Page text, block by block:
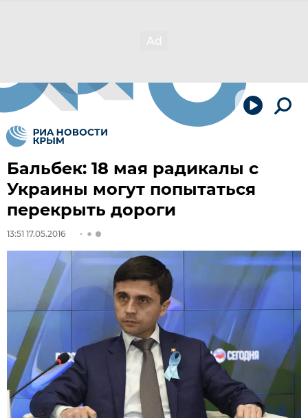
Бальбек: 18 мая радикалы с
Украины могут попытаться
перекрыть дороги
13:51 17.05.2016